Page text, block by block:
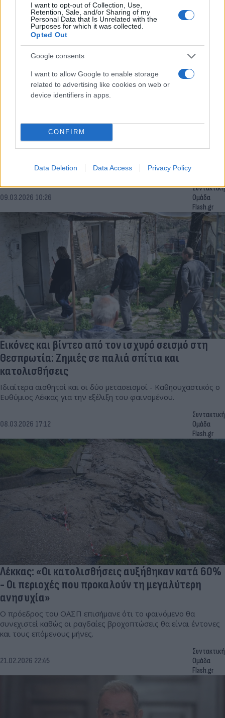
I want to opt-out of Collection, Use,
Retention, Sale, and/or Sharing of my
Personal Data that Is Unrelated with the
Purposes for which it was collected.
Opted Out
Google consents
I want to allow Google to enable storage
related to advertising like cookies on web or
device identifiers in apps.
CONFIRM
Data Deletion Data Access Privacy Policy
σμήνος δονήσεων - Τα φαινόμενα θα
συνεχιστούν»
πολλές περιοχές της Ηπείρου.
09.03.2026 10:26
Συντακτική
Ομάδα
Flash.gr
Εικόνες και βίντεο από τον ισχυρό σεισμό στη
Θεσπρωτία: Ζημιές σε παλιά σπίτια και
κατολισθήσεις
Ιδιαίτερα αισθητοί και οι δύο μετασεισμοί - Καθησυχαστικός ο
Ευθύμιος Λέκκας για την εξέλιξη του φαινομένου.
08.03.2026 17:12
Συντακτική
Ομάδα
Flash.gr
Λέκκας: «Οι κατολισθήσεις αυξήθηκαν κατά 60%
- Οι περιοχές που προκαλούν τη μεγαλύτερη
ανησυχία»
Ο πρόεδρος του ΟΑΣΠ επισήμανε ότι το φαινόμενο θα
συνεχιστεί καθώς οι ραγδαίες βροχοπτώσεις θα είναι έντονες
και τους επόμενους μήνες.
21.02.2026 22:45
Συντακτική
Ομάδα
Flash.gr